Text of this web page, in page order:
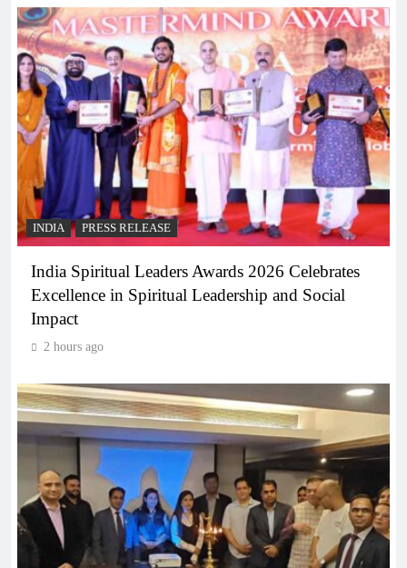
INDIA PRESS RELEASE
India Spiritual Leaders Awards 2026 Celebrates
Excellence in Spiritual Leadership and Social
Impact
2 hours ago